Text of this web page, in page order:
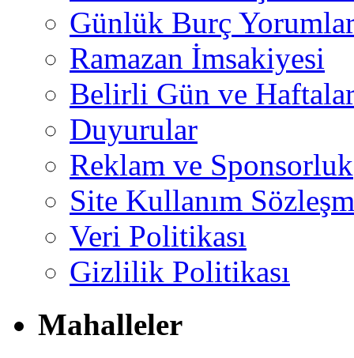
Günlük Burç
Ramazan İmsakiyesi
Belirli Gün ve
Duyurular
Reklam ve Sponsorluk
Site Kullanım
Veri Politikası
Gizlilik Politikası
Mahalleler